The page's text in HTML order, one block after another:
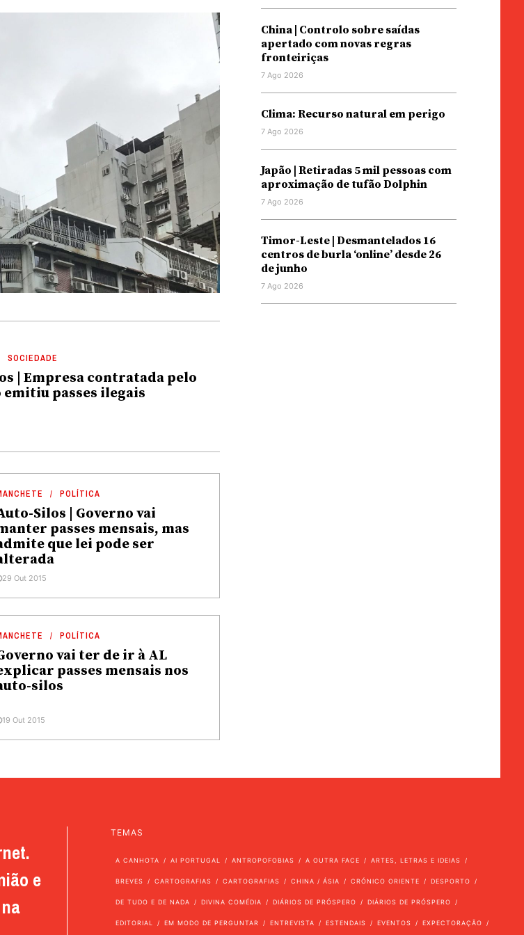
caros
SOCIEDADE
| Empresa contratada pelo
emitiu passes ilegais
POLÍTICA
Silos | Governo vai
passes mensais, mas
que lei pode ser
29 Out 2015
POLÍTICA
vai ter de ir à AL
passes mensais nos
silos
19 Out 2015
China | Controlo sobre saídas
apertado com novas regras
fronteiriças
7 Ago 2026
Clima: Recurso natural em perigo
7 Ago 2026
Japão | Retiradas 5 mil pessoas com
aproximação de tufão Dolphin
7 Ago 2026
Timor-Leste | Desmantelados 16
centros de burla ‘online’ desde 26
de junho
7 Ago 2026
e
TEMAS
A CANHOTA AI PORTUGAL ANTROPOFOBIAS A OUTRA FACE ARTES, LETRAS E IDEIAS
BREVES CARTOGRAFIAS CARTOGRAFIAS CHINA / ÁSIA CRÓNICO ORIENTE DESPORTO
DE TUDO E DE NADA DIVINA COMÉDIA DIÁRIOS DE PRÓSPERO DIÁRIOS DE PRÓSPERO
EDITORIAL EM MODO DE PERGUNTAR ENTREVISTA ESTENDAIS EVENTOS EXPECTORAÇÃO